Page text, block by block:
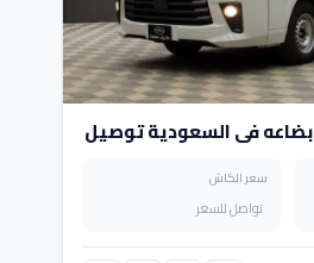
فوتون view cs 2 2025 بضاعه في السعودية توصيل
سعر الكاش
تواصل للسعر